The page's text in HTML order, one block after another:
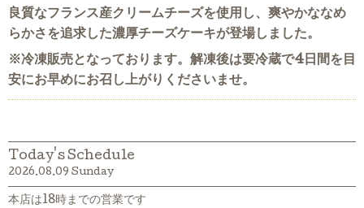
良質なフランス産クリームチーズを使用し、爽やかななめ
らかさを追求した濃厚チーズケーキが登場しました。
※冷凍販売となっております。解凍後は要冷蔵で4日間を目
安にお早めにお召し上がりくださいませ。
Today's Schedule
2026.08.09 Sunday
本店は18時までの営業です